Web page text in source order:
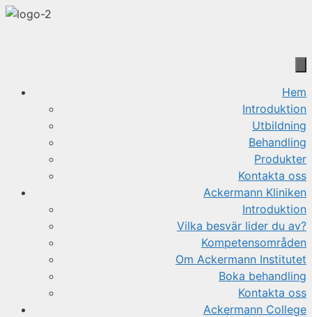
Hoppa
Hem
Introduktion
Utbildning
Behandling
Produkter
Kontakta oss
Ackermann Kliniken
Introduktion
Vilka besvär lider du av?
Kompetensområden
Om Ackermann Institutet
Boka behandling
Kontakta oss
Ackermann College